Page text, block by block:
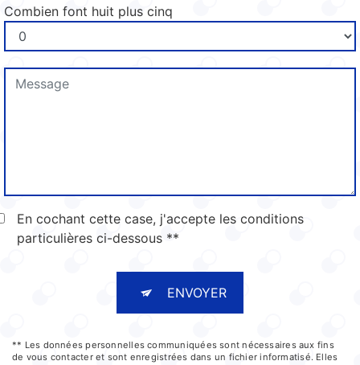
Combien font huit plus cinq
En cochant cette case, j'accepte les conditions
particulières ci-dessous **
ENVOYER
** Les données personnelles communiquées sont nécessaires aux fins
de vous contacter et sont enregistrées dans un fichier informatisé. Elles